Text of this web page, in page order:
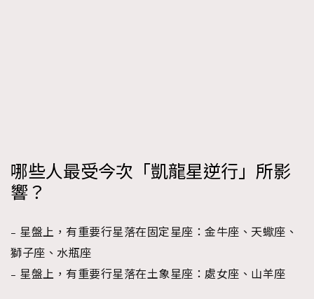
哪些人最受今次「凱龍星逆行」所影
響？
– 星盤上，有重要行星落在固定星座：金牛座、天蠍座、
獅子座、水瓶座
– 星盤上，有重要行星落在土象星座：處女座、山羊座